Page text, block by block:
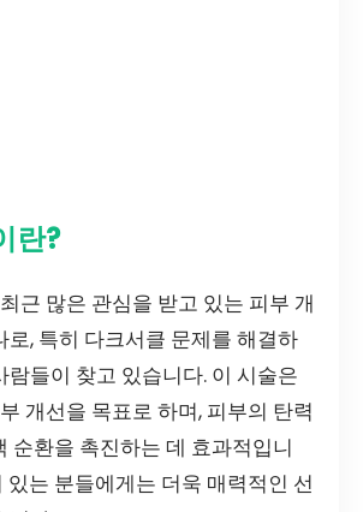
란?
근 많은 관심을 받고 있는 피부 개
로, 특히 다크서클 문제를 해결하
람들이 찾고 있습니다. 이 시술은
개선을 목표로 하며, 피부의 탄력
순환을 촉진하는 데 효과적입니
있는 분들에게는 더욱 매력적인 선